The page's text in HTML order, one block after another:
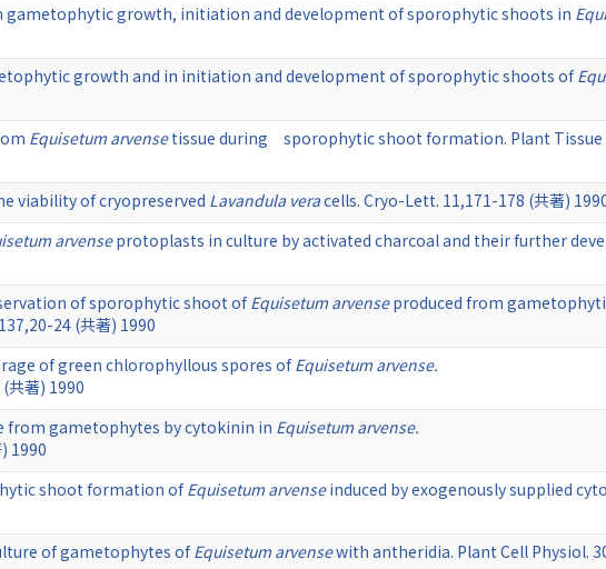
gametophytic growth, initiation and development of sporophytic shoots in
growth and in initiation and development of sporophytic shoots of
Equisetum arvensetissue during sporophytic shoot formation. Plant Tissue
viability of cryopreserved Lavandula veracells. Cryo-Lett. 11,171-178 (共著)
arvenseprotoplasts in culture by activated charcoal and their further
of sporophytic shoot ofEquisetum arvenseproduced from
24 (共著) 1990
of green chlorophyllous spores ofEquisetum arvense.
著) 1990
gametophytes by cytokinin in Equisetum arvense.
1990
shoot formation ofEquisetum arvenseinduced by exogenously supplied
of gametophytes ofEquisetum arvensewith antheridia. Plant Cell Physiol.